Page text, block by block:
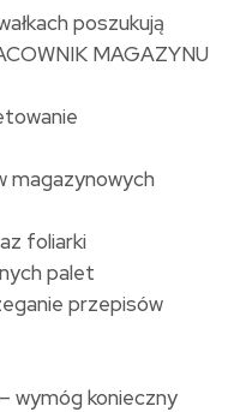
poszukują
MAGAZYNU
magazynowych
foliarki
palet
przepisów
wymóg konieczny